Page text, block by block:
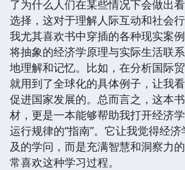
了为什么人们在某些情况下会做出
选择，这对于理解人际互动和社会行
我尤其喜欢书中穿插的各种现实案
将抽象的经济学原理与实际生活联
地理解和记忆。比如，在分析国际
就用到了全球化的具体例子，让我
促进国家发展的。总而言之，这本
材，更是一本能够帮助我打开经济
运行规律的“指南”。它让我觉得经
及的学问，而是充满智慧和洞察力
常喜欢这种学习过程。